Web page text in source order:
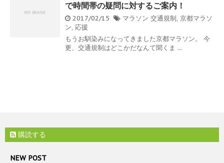
で時間帯の疑問に対するご案内！
2017/02/15 マラソン 交通規制, 京都マラソ
ン, 応援
もうお馴染みになってきました京都マラソン。 今
更、交通規制はどこかだなんて聞くま ...
購読する
NEW POST